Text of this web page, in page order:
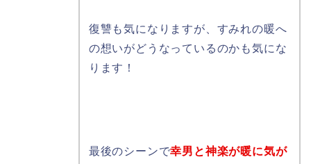
復讐も気になりますが、すみれの暖へ
の想いがどうなっているのかも気にな
ります！
最後のシーンで幸男と神楽が暖に気が